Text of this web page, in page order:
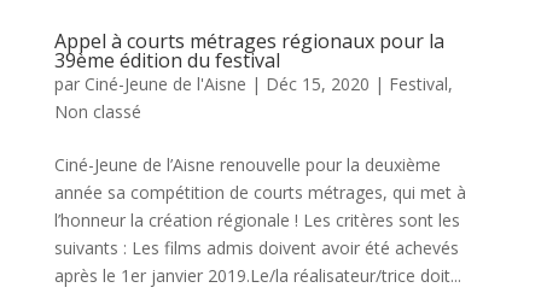
Appel à courts métrages régionaux pour la
39ème édition du festival
par Ciné-Jeune de l'Aisne | Déc 15, 2020 | Festival,
Non classé
Ciné-Jeune de l’Aisne renouvelle pour la deuxième
année sa compétition de courts métrages, qui met à
l’honneur la création régionale ! Les critères sont les
suivants : Les films admis doivent avoir été achevés
après le 1er janvier 2019.Le/la réalisateur/trice doit...